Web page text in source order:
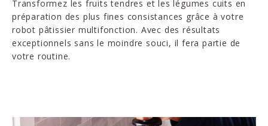
Transformez les fruits tendres et les légumes cuits en
préparation des plus fines consistances grâce à votre
robot pâtissier multifonction. Avec des résultats
exceptionnels sans le moindre souci, il fera partie de
votre routine.